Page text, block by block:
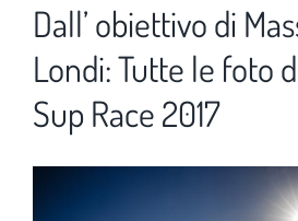
Dall’ obiettivo di
Londi: Tutte le foto
Sup Race 2017